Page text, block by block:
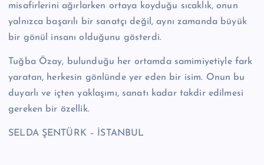
misafirlerini ağırlarken ortaya koyduğu sıcaklık, onun
yalnızca başarılı bir sanatçı değil, aynı zamanda büyük
bir gönül insanı olduğunu gösterdi.
Tuğba Özay, bulunduğu her ortamda samimiyetiyle fark
yaratan, herkesin gönlünde yer eden bir isim. Onun bu
duyarlı ve içten yaklaşımı, sanatı kadar takdir edilmesi
gereken bir özellik.
SELDA ŞENTÜRK – İSTANBUL